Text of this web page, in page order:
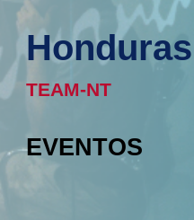
Honduras
TEAM-NT
EVENTOS